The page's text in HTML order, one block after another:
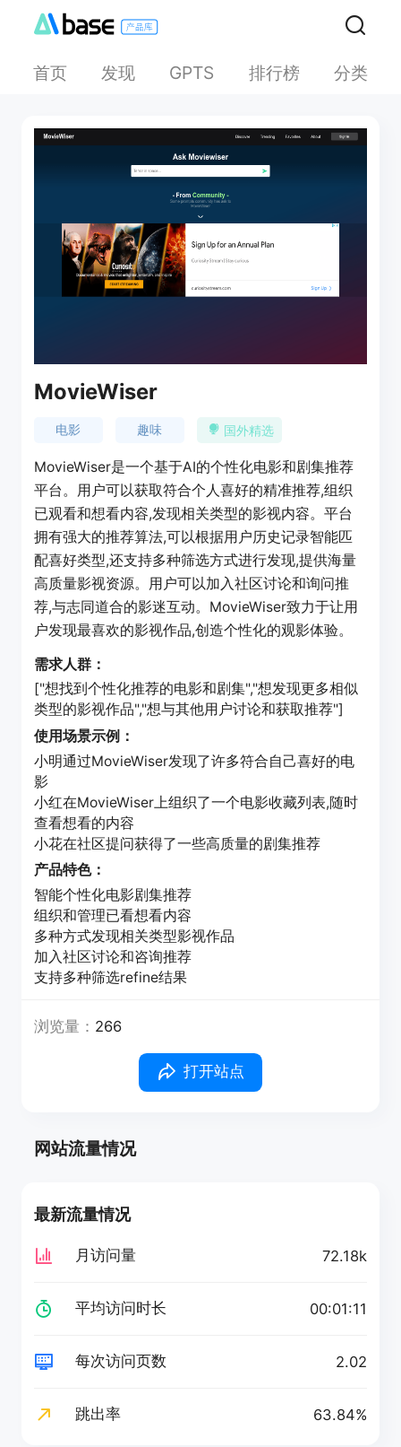
首页 发现 GPTS 排行榜 分类
MovieWiser
电影 趣味 国外精选
MovieWiser是一个基于AI的个性化电影和剧集推荐
平台。用户可以获取符合个人喜好的精准推荐,组织
已观看和想看内容,发现相关类型的影视内容。平台
拥有强大的推荐算法,可以根据用户历史记录智能匹
配喜好类型,还支持多种筛选方式进行发现,提供海量
高质量影视资源。用户可以加入社区讨论和询问推
荐,与志同道合的影迷互动。MovieWiser致力于让用
户发现最喜欢的影视作品,创造个性化的观影体验。
需求人群：
["想找到个性化推荐的电影和剧集","想发现更多相似
类型的影视作品","想与其他用户讨论和获取推荐"]
使用场景示例：
小明通过MovieWiser发现了许多符合自己喜好的电
影
小红在MovieWiser上组织了一个电影收藏列表,随时
查看想看的内容
小花在社区提问获得了一些高质量的剧集推荐
产品特色：
智能个性化电影剧集推荐
组织和管理已看想看内容
多种方式发现相关类型影视作品
加入社区讨论和咨询推荐
支持多种筛选refine结果
浏览量： 266
打开站点
网站流量情况
最新流量情况
月访问量 72.18k
平均访问时长 00:01:11
每次访问页数 2.02
跳出率 63.84%